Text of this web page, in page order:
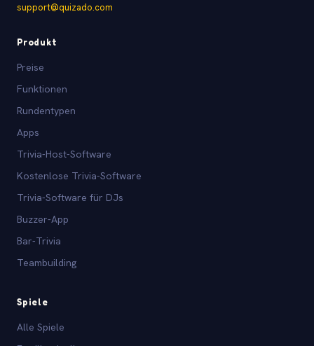
support@quizado.com
Produkt
Preise
Funktionen
Rundentypen
Apps
Trivia-Host-Software
Kostenlose Trivia-Software
Trivia-Software für DJs
Buzzer-App
Bar-Trivia
Teambuilding
Spiele
Alle Spiele